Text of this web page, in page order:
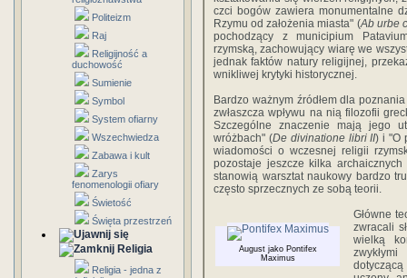
Politeizm
Raj
Religijność a
duchowość
Sumienie
Symbol
System ofiarny
Wszechwiedza
Zabawa i kult
Zarys
fenomenologii ofiary
Świetość
Święta przestrzeń
Religia
Religia - jedna z
czci bogów zawiera monumentalne
Rzymu od założenia miasta" (Ab urbe
pochodzący z municipium
rzymską, zachowujący wiarę we
jednak faktów natury religijnej,
wnikliwej krytyki historycznej.
Bardzo ważnym źródłem dla
zwłaszcza wpływu na nią filozofii
Szczególne znaczenie mają jego
wróżbach" (De divinatione libri II) i "O
wiadomości o wczesnej religii
pozostaje jeszcze kilka
stanowią warsztat naukowy bardzo
często sprzecznych ze sobą teorii.
August jako Pontifex
Maximus
Główne
zwracali
wielką